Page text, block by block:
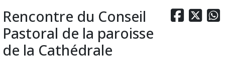
  
Rencontre du Conseil
Pastoral de la paroisse
de la Cathédrale